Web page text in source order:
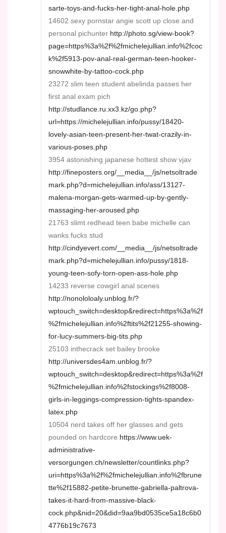
sarte-toys-and-fucks-her-tight-anal-hole.php
14602 sexy pornstar angie scott up close and
personal pichunter http://photo.sg/view-book?
page=https%3a%2f%2fmichelejullian.info%2fcoc
k%2f5913-pov-anal-real-german-teen-hooker-
snowwhite-by-tattoo-cock.php
23272 slim teen student abelinda passes her
first anal exam pich
http://studlance.ru.xx3.kz/go.php?
url=https://michelejullian.info/pussy/18420-
lovely-asian-teen-present-her-twat-crazily-in-
various-poses.php
3954 astonishing japanese hottest show vjav
http://fineposters.org/__media__/js/netsoltrade
mark.php?d=michelejullian.info/ass/13127-
malena-morgan-gets-warmed-up-by-gently-
massaging-her-aroused.php
21763 slimt redhead teen babe michelle can
wanks fucks stud
http://cindyevert.com/__media__/js/netsoltrade
mark.php?d=michelejullian.info/pussy/1818-
young-teen-sofy-torn-open-ass-hole.php
14233 reverse cowgirl anal scenes
http://nonololoaly.unblog.fr/?
wptouch_switch=desktop&redirect=https%3a%2f
%2fmichelejullian.info%2ftits%2f21255-showing-
for-lucy-summers-big-tits.php
25103 inthecrack set bailey brooke
http://universdes4am.unblog.fr/?
wptouch_switch=desktop&redirect=https%3a%2f
%2fmichelejullian.info%2fstockings%2f8008-
girls-in-leggings-compression-tights-spandex-
latex.php
10504 nerd takes off her glasses and gets
pounded on hardcore https://www.uek-
administrative-
versorgungen.ch/newsletter/countlinks.php?
uri=https%3a%2f%2fmichelejullian.info%2fbrune
tte%2f15882-petite-brunette-gabriella-paltrova-
takes-it-hard-from-massive-black-
cock.php&nid=20&did=9aa9bd0535ce5a18c6b0
4776b19c7673